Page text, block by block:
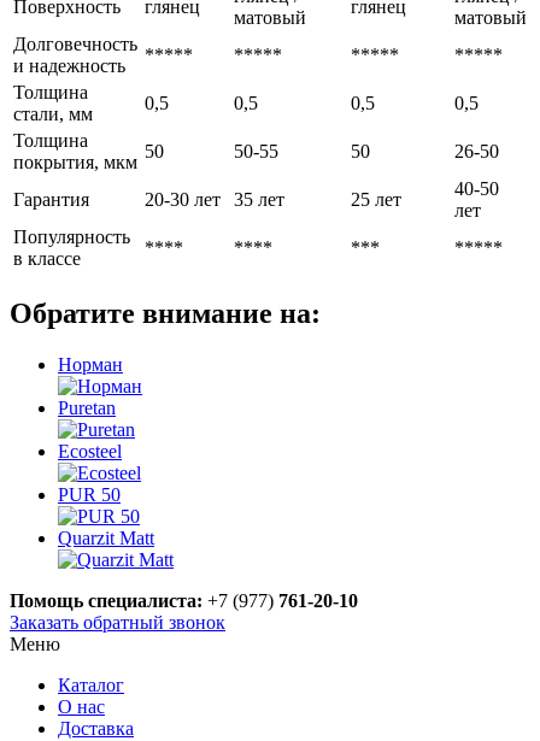
Поверхность
глянец
матовый
глянец
матовый
Долговечность
и надежность
***** ***** *****
*****
Толщина
стали, мм
0,5 0,5 0,5
0,5
Толщина
покрытия, мкм
50 50-55 50 26-50
Гарантия 20-30 лет 35 лет 25 лет
40-50
лет
Популярность
в классе
**** **** *** *****
Обратите внимание на:
Норман
Puretan
Ecosteel
PUR 50
Quarzit Matt
Помощь специалиста: +7 (977) 761-20-10
Заказать обратный звонок
Меню
Каталог
О нас
Доставка